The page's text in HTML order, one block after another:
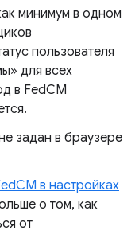
минимум в одном
пользователя
для всех
в FedCM
задан в браузере
в настройках
о том, как
от